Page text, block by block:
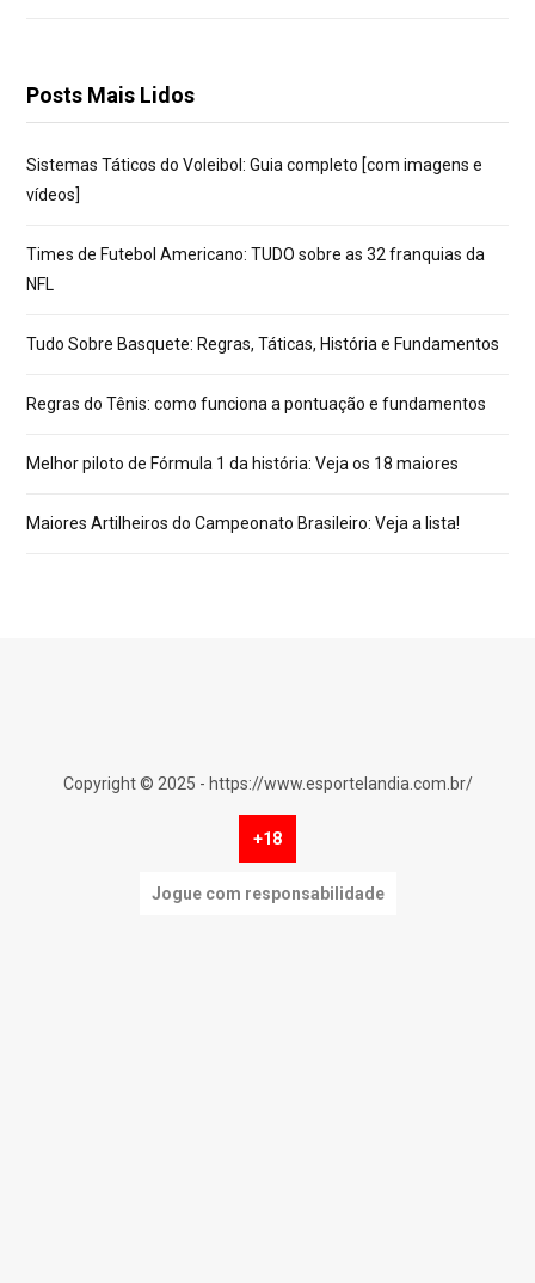
Posts Mais Lidos
Sistemas Táticos do Voleibol: Guia completo [com imagens e
vídeos]
Times de Futebol Americano: TUDO sobre as 32 franquias da
NFL
Tudo Sobre Basquete: Regras, Táticas, História e Fundamentos
Regras do Tênis: como funciona a pontuação e fundamentos
Melhor piloto de Fórmula 1 da história: Veja os 18 maiores
Maiores Artilheiros do Campeonato Brasileiro: Veja a lista!
Copyright © 2025 - https://www.esportelandia.com.br/
+18
Jogue com responsabilidade